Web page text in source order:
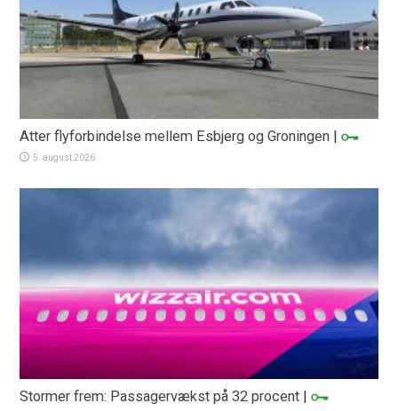
Atter flyforbindelse mellem Esbjerg og Groningen |
5. august 2026
Stormer frem: Passagervækst på 32 procent |